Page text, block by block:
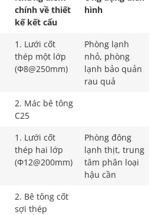
chính về thiết
kế kết cấu
hình
1. Lưới cốt
thép một lớp
(Φ8@250mm)
Phòng lạnh
nhỏ, phòng
lạnh bảo quản
rau quả
2. Mác bê tông
C25
1. Lưới cốt
thép hai lớp
(Φ12@200mm)
Phòng đông
lạnh thịt, trung
tâm phân loại
hậu cần
2. Bê tông cốt
sợi thép